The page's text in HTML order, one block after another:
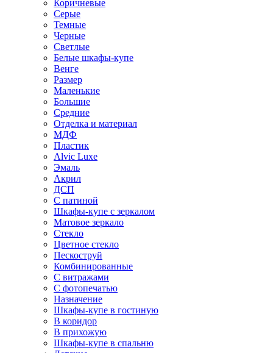
Коричневые
Серые
Темные
Черные
Светлые
Белые шкафы-купе
Венге
Размер
Маленькие
Большие
Средние
Отделка и материал
МДФ
Пластик
Alvic Luxe
Эмаль
Акрил
ДСП
С патиной
Шкафы-купе с зеркалом
Матовое зеркало
Стекло
Цветное стекло
Пескоструй
Комбинированные
С витражами
С фотопечатью
Назначение
Шкафы-купе в гостиную
В коридор
В прихожую
Шкафы-купе в спальню